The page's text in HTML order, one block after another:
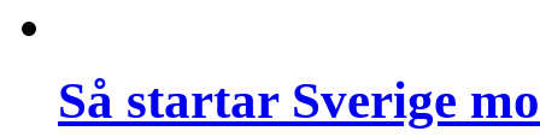
Så startar Sverige